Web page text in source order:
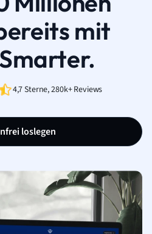
mit
4,7 Sterne, 280k+ Reviews
loslegen